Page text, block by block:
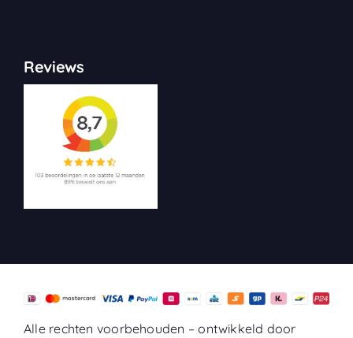
Reviews
Alle rechten voorbehouden –ontwikkeld door